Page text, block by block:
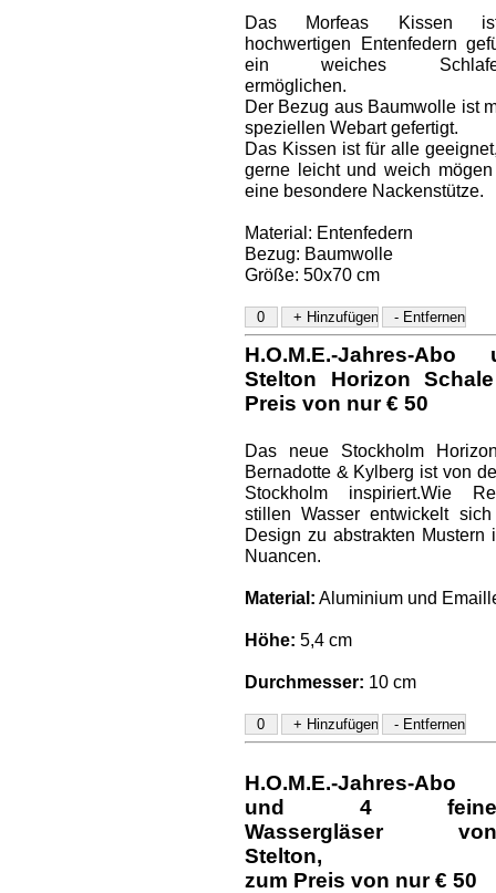
Das Morfeas Kissen
hochwertigen Entenfedern
ein weiches
ermöglichen.
Der Bezug aus Baumwolle ist
speziellen Webart gefertigt.
Das Kissen ist für alle
gerne leicht und weich
eine besondere Nackenstütze.
Material: Entenfedern
Bezug: Baumwolle
Größe: 50x70 cm
H.O.M.E.-Jahres-
Stelton Horizon
Preis von nur € 50
Das neue Stockholm
Bernadotte & Kylberg ist von
Stockholm inspiriert.Wie
stillen Wasser entwickelt
Design zu abstrakten Mustern
Nuancen.
Material: Aluminium und
Höhe: 5,4 cm
Durchmesser: 10 cm
H.O.M.E.-Jahres-Abo
und 4 feine
Wassergläser von
Stelton,
zum Preis von nur € 50